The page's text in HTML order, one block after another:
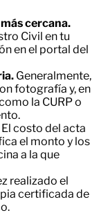
cercana.
Civil en tu
en el portal del
Generalmente,
fotografía y, en
la CURP o
El costo del acta
el monto y los
a la que
realizado el
certificada de